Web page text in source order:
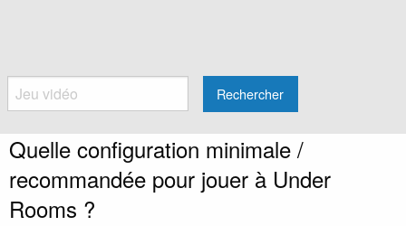
Rechercher
Quelle configuration minimale /
recommandée pour jouer à Under
Rooms ?